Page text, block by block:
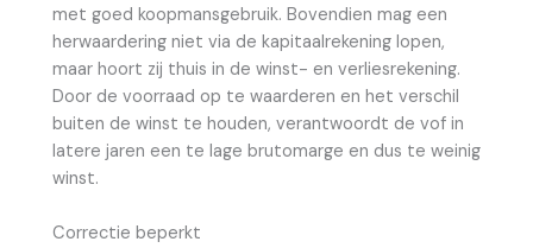
met goed koopmansgebruik. Bovendien mag een
herwaardering niet via de kapitaalrekening lopen,
maar hoort zij thuis in de winst- en verliesrekening.
Door de voorraad op te waarderen en het verschil
buiten de winst te houden, verantwoordt de vof in
latere jaren een te lage brutomarge en dus te weinig
winst.
Correctie beperkt